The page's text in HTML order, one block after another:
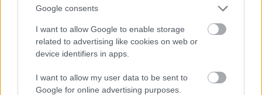
Google consents
I want to allow Google to enable storage
related to advertising like cookies on web or
device identifiers in apps.
I want to allow my user data to be sent to
Google for online advertising purposes.
Vulcănescu és Petre Ţuţea
filozófusok és vallástörténészek
szellemi atyjának tartott
Ionescut
nem a rossz egészségügyi
szervezete küldte a túlvilágra, hanem az egykori vasgárdista társai
által felbérelt orgyilkosok mérge.) Pedig az egyetemen is oktató
társaságától várta végzetét-, amit jól szemléltet, hogy 1936-ban
fejezték be aGeorge Mihai Cantacuzinoáltal tervezte 784